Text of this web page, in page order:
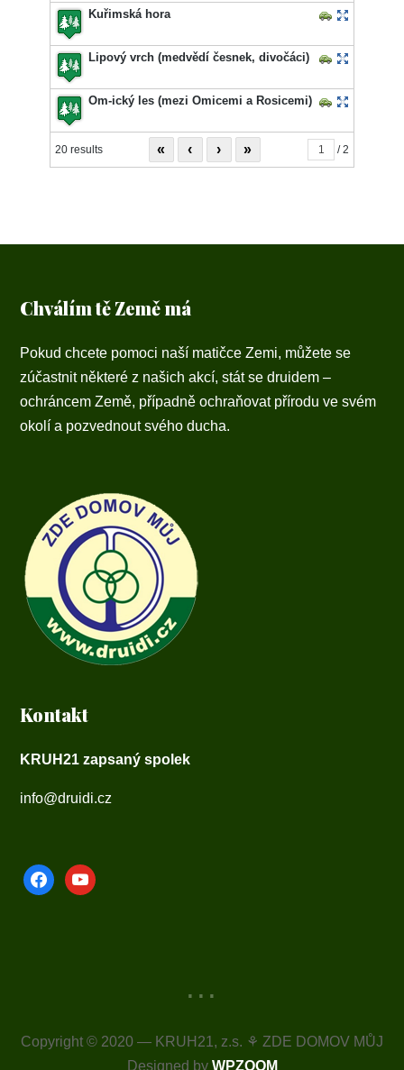
Kuřimská hora
Lipový vrch (medvědí česnek, divočáci)
Om-ický les (mezi Omicemi a Rosicemi)
20 results « ‹ › » / 2
Chválím tě Země má
Pokud chcete pomoci naší matičce Zemi, můžete se
zúčastnit některé z našich akcí, stát se druidem –
ochráncem Země, případně ochraňovat přírodu ve svém
okolí a pozvednout svého ducha.
Kontakt
KRUH21 zapsaný spolek
info@druidi.cz
facebookyoutube
...
Copyright © 2020 — KRUH21, z.s. ⚘ ZDE DOMOV MŮJ
Designed by WPZOOM